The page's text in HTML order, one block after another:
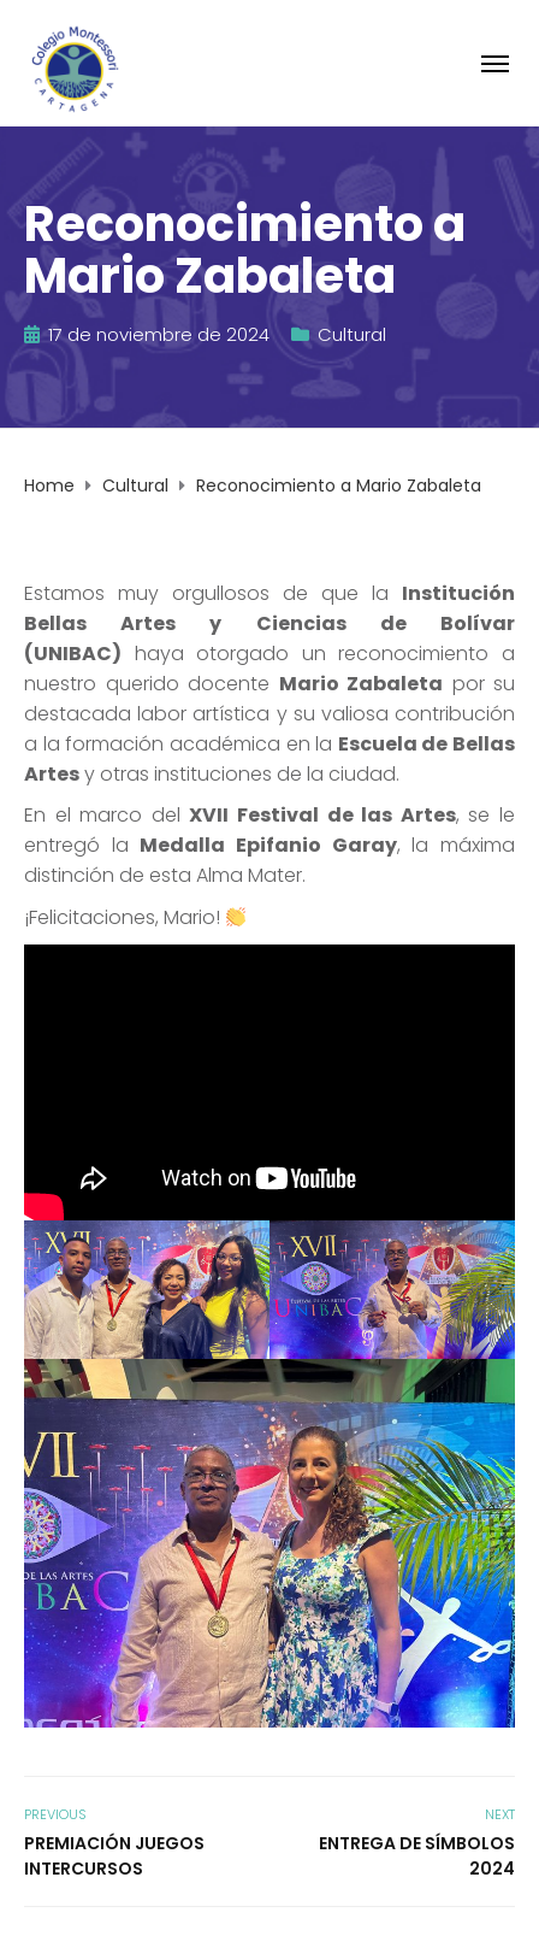
Reconocimiento a
Mario Zabaleta
17 de noviembre de 2024 Cultural
Home Cultural Reconocimiento a Mario Zabaleta
Estamos muy orgullosos de que la Institución
Bellas Artes y Ciencias de Bolívar
(UNIBAC) haya otorgado un reconocimiento a
nuestro querido docente Mario Zabaleta por su
destacada labor artística y su valiosa contribución
a la formación académica en la Escuela de Bellas
Artesy otras instituciones de la ciudad.
En el marco delXVII Festival de las Artes, se le
entregó la Medalla Epifanio Garay, la máxima
distinción de esta Alma Mater.
¡Felicitaciones, Mario!
PREVIOUS
PREMIACIÓN JUEGOS
INTERCURSOS
NEXT
ENTREGA DE SÍMBOLOS
2024